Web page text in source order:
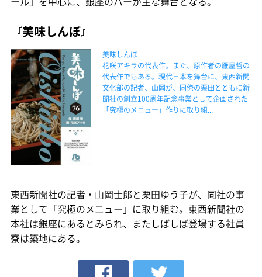
『美味しんぼ』
美味しんぼ
花咲アキラの代表作。また、原作者の雁屋哲の
代表作でもある。現代日本を舞台に、東西新聞
文化部の記者、山岡が、同僚の栗田とともに新
聞社の創立100周年記念事業として企画された
「究極のメニュー」作りに取り組...
東西新聞社の記者・山岡士郎と栗田ゆう子が、同社の事
業として「究極のメニュー」に取り組む。東西新聞社の
本社は銀座にあるとみられ、またしばしば登場する社員
寮は築地にある。